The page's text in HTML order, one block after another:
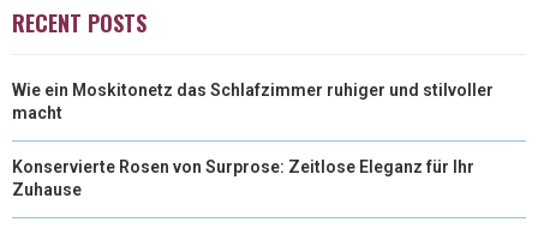
E
)
K S N
RECENT POSTS
Wie ein Moskitonetz das Schlafzimmer ruhiger und stilvoller
macht
Konservierte Rosen von Surprose: Zeitlose Eleganz für Ihr
Zuhause